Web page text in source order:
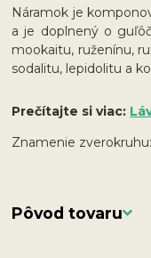
Náramok je
a je doplnený o
mookaitu, ruženínu,
sodalitu, lepidolitu a
Prečítajte si viac:
Znamenie zverokruhu:
Pôvod tovaru